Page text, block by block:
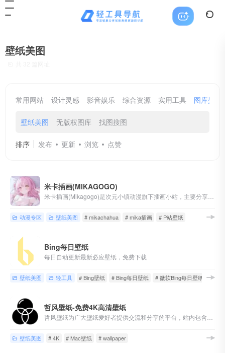
壁纸美图
常用网站 设计灵感 影音娱乐 综合资源 实用工具 图库壁纸
壁纸美图 无版权图库 找图搜图
排序 发布 更新 浏览 点赞
米卡插画(MIKAGOGO)
动漫专区 壁纸美图 # mikachahua # mika插画 # P站壁纸
Bing每日壁纸
每日自动更新最新必应壁纸，免费下载
壁纸美图 轻工具 # Bing壁纸 # Bing每日壁纸 # 微软Bing每日壁纸
哲风壁纸-免费4K高清壁纸
壁纸美图 # 4K # Mac壁纸 # wallpaper